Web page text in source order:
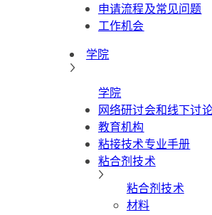
申请流程及常见问题
工作机会
学院
学院
网络研讨会和线下讨
教育机构
粘接技术专业手册
粘合剂技术
粘合剂技术
材料